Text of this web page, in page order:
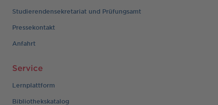
Studierendensekretariat und Prüfungsamt
Pressekontakt
Anfahrt
Service
Lernplattform
Bibliothekskatalog